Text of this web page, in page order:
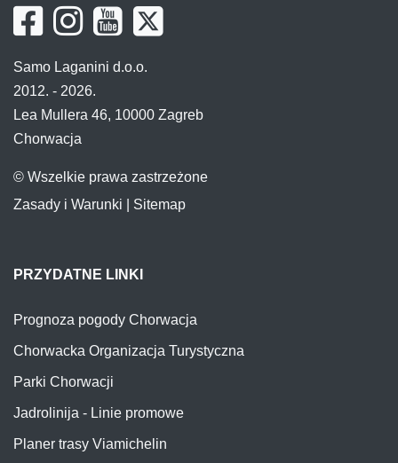
Samo Laganini d.o.o.
2012. - 2026.
Lea Mullera 46, 10000 Zagreb
Chorwacja
© Wszelkie prawa zastrzeżone
Zasady i Warunki
Sitemap
PRZYDATNE LINKI
Prognoza pogody Chorwacja
Chorwacka Organizacja Turystyczna
Parki Chorwacji
Jadrolinija - Linie promowe
Planer trasy Viamichelin